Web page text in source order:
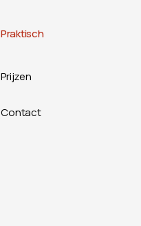
Praktisch
Prijzen
Contact